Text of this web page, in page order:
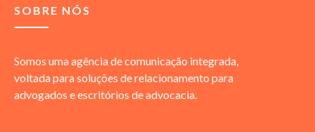
SOBRE NÓS
Somos uma agência de comunicação integrada,
voltada para soluções de relacionamento para
advogados e escritórios de advocacia.